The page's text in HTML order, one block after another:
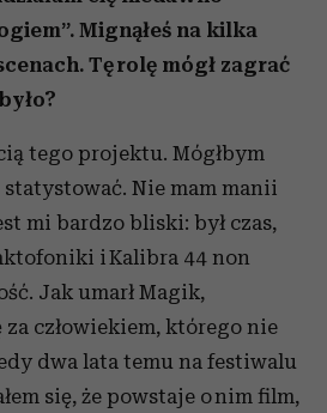
Mignąłeś na kilka
Tę rolę mógł zagrać
tego projektu. Mógłbym
Nie mam manii
mi bardzo bliski: był czas,
i Kalibra 44 non
Jak umarł Magik,
za człowiekiem, którego nie
dwa lata temu na festiwalu
się, że powstaje o nim film,